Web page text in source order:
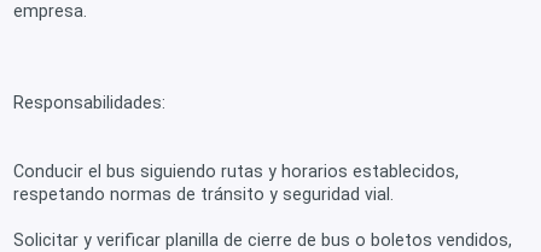
empresa.
Responsabilidades:
Conducir el bus siguiendo rutas y horarios establecidos,
respetando normas de tránsito y seguridad vial.
Solicitar y verificar planilla de cierre de bus o boletos vendidos,